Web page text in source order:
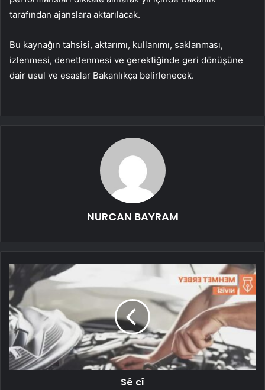
tarafından ajanslara aktarılacak.
Bu kaynağın tahsisi, aktarımı, kullanımı, saklanması,
izlenmesi, denetlenmesi ve gerektiğinde geri dönüşüne
dair usul ve esaslar Bakanlıkça belirlenecek.
NURCAN BAYRAM
Sê cî